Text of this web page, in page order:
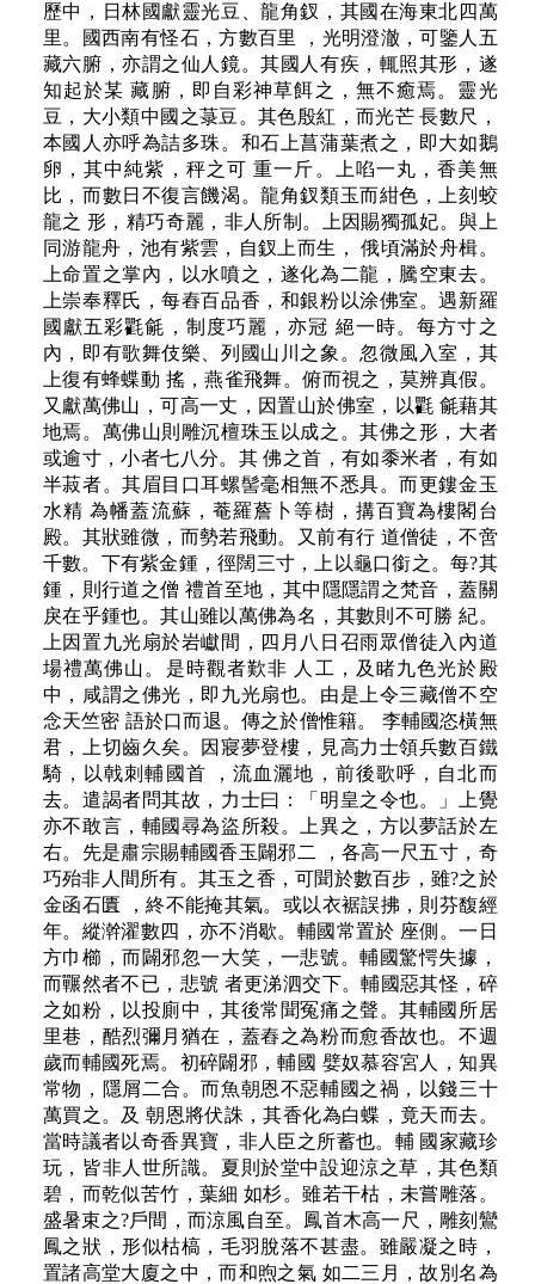
歷中，日林國獻靈光豆、龍角釵，其國在海東北四萬
里。國西南有怪石，方數百里 ，光明澄澈，可鑒人五
藏六腑，亦謂之仙人鏡。其國人有疾，輒照其形，遂
知起於某 藏腑，即自彩神草餌之，無不癒焉。靈光
豆，大小類中國之菉豆。其色殷紅，而光芒 長數尺，
本國人亦呼為詰多珠。和石上菖蒲葉煮之，即大如鵝
卵，其中純紫，秤之可 重一斤。上啗一丸，香美無
比，而數日不復言饑渴。龍角釵類玉而紺色，上刻蛟
龍之 形，精巧奇麗，非人所制。上因賜獨孤妃。與上
同游龍舟，池有紫雲，自釵上而生， 俄頃滿於舟楫。
上命置之掌內，以水噴之，遂化為二龍，騰空東去。
上崇奉釋氏，每舂百品香，和銀粉以涂佛室。遇新羅
國獻五彩氍毹，制度巧麗，亦冠 絕一時。每方寸之
內，即有歌舞伎樂、列國山川之象。忽微風入室，其
上復有蜂蝶動 搖，燕雀飛舞。俯而視之，莫辨真假。
又獻萬佛山，可高一丈，因置山於佛室，以氍 毹藉其
地焉。萬佛山則雕沉檀珠玉以成之。其佛之形，大者
或逾寸，小者七八分。其 佛之首，有如黍米者，有如
半菽者。其眉目口耳螺髻毫相無不悉具。而更鏤金玉
水精 為幡蓋流蘇，菴羅薝卜等樹，搆百寶為樓閣台
殿。其狀雖微，而勢若飛動。又前有行 道僧徒，不啻
千數。下有紫金鍾，徑闊三寸，上以龜口銜之。每?其
鍾，則行道之僧 禮首至地，其中隱隱謂之梵音，蓋關
戾在乎鍾也。其山雖以萬佛為名，其數則不可勝 紀。
上因置九光扇於岩巘間，四月八日召雨眾僧徒入內道
場禮萬佛山。是時觀者歎非 人工，及睹九色光於殿
中，咸謂之佛光，即九光扇也。由是上令三藏僧不空
念天竺密 語於口而退。傳之於僧惟籍。 李輔國恣橫無
君，上切齒久矣。因寢夢登樓，見高力士領兵數百鐵
騎，以戟刺輔國首 ，流血灑地，前後歌呼，自北而
去。遣謁者問其故，力士曰：「明皇之令也。」上覺
亦不敢言，輔國尋為盜所殺。上異之，方以夢話於左
右。先是肅宗賜輔國香玉闢邪二 ，各高一尺五寸，奇
巧殆非人間所有。其玉之香，可聞於數百步，雖?之於
金函石匱 ，終不能掩其氣。或以衣裾誤拂，則芬馥經
年。縱澣濯數四，亦不消歇。輔國常置於 座側。一日
方巾櫛，而闢邪忽一大笑，一悲號。輔國驚愕失據，
而囅然者不已，悲號 者更涕泗交下。輔國惡其怪，碎
之如粉，以投廁中，其後常聞冤痛之聲。其輔國所居
里巷，酷烈彌月猶在，蓋舂之為粉而愈香故也。不週
歲而輔國死焉。初碎闢邪，輔國 嬖奴慕容宮人，知異
常物，隱屑二合。而魚朝恩不惡輔國之禍，以錢三十
萬買之。及 朝恩將伏誅，其香化為白蝶，竟天而去。
當時議者以奇香異寶，非人臣之所蓄也。輔 國家藏珍
玩，皆非人世所識。夏則於堂中設迎涼之草，其色類
碧，而乾似苦竹，葉細 如杉。雖若干枯，未嘗雕落。
盛暑束之?戶間，而涼風自至。鳳首木高一尺，雕刻鸞
鳳之狀，形似枯槁，毛羽脫落不甚盡。雖嚴凝之時，
置諸高堂大廈之中，而和煦之氣 如二三月，故別名為